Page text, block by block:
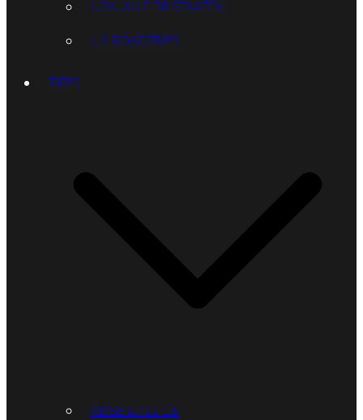
USA: ALLE 50 STAATEN
US-ROADTRIPS
TIPPS
REISE & FLÜGE